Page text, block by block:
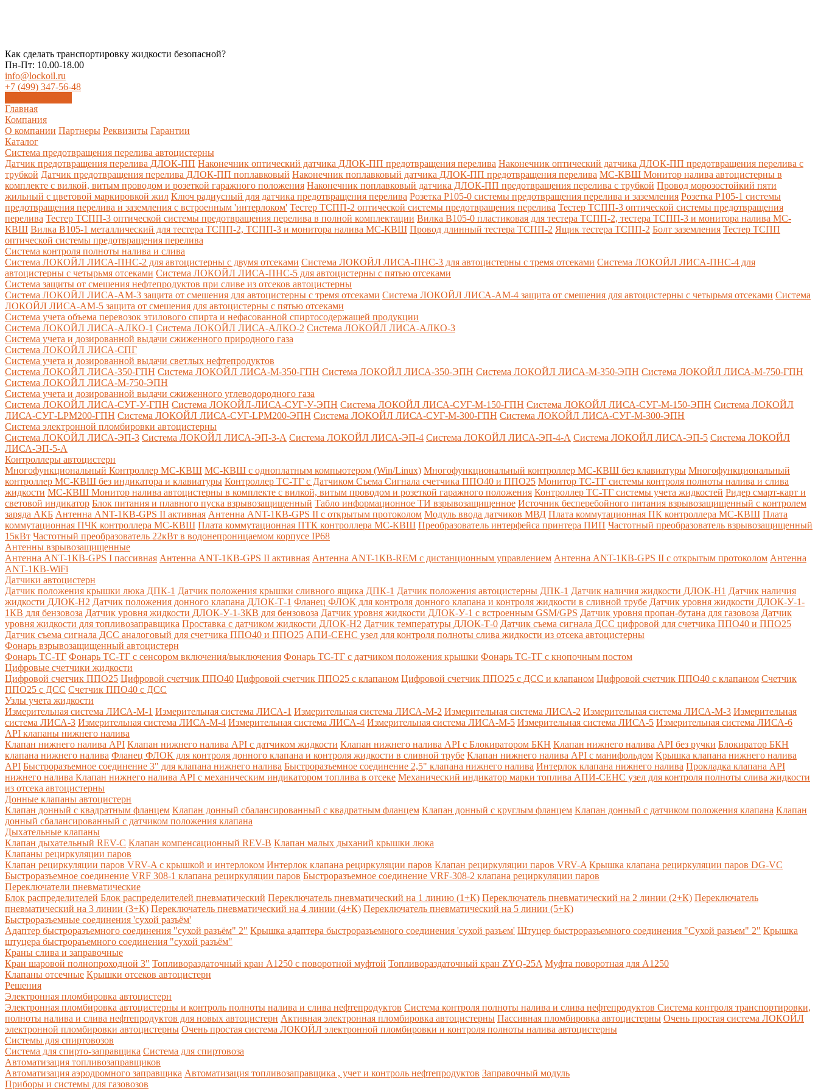
Как сделать транспортировку жидкости безопасной?
Пн-Пт: 10.00-18.00
info@lockoil.ru
+7 (499) 347-56-48
Главная
Компания
О компании Партнеры Реквизиты Гарантии
Каталог
Система предотвращения перелива автоцистерны
Датчик предотвращения перелива ДЛОК-ПП Наконечник оптический датчика ДЛОК-ПП предотвращения перелива Наконечник оптический датчика ДЛОК-ПП предотвращения перелива с
трубкой Датчик предотвращения перелива ДЛОК-ПП поплавковый Наконечник поплавковый датчика ДЛОК-ПП предотвращения перелива МС-КВШ Монитор налива автоцистерны в
комплекте с вилкой, витым проводом и розеткой гаражного положения Наконечник поплавковый датчика ДЛОК-ПП предотвращения перелива с трубкой Провод морозостойкий пяти
жильный с цветовой маркировкой жил Ключ радиусный для датчика предотвращения перелива Розетка Р105-0 системы предотвращения перелива и заземления Розетка Р105-1 системы
предотвращения перелива и заземления с встроенным 'интерлоком' Тестер ТСПП-2 оптической системы предотвращения перелива Тестер ТСПП-3 оптической системы предотвращения
перелива Тестер ТСПП-3 оптической системы предотвращения перелива в полной комплектации Вилка В105-0 пластиковая для тестера ТСПП-2, тестера ТСПП-3 и монитора налива МС-
КВШ Вилка В105-1 металлический для тестера ТСПП-2, ТСПП-3 и монитора налива МС-КВШ Провод длинный тестера ТСПП-2 Ящик тестера ТСПП-2 Болт заземления Тестер ТСПП
оптической системы предотвращения перелива
Cистема контроля полноты налива и слива
Система ЛОКОЙЛ ЛИСА-ПНС-2 для автоцистерны с двумя отсеками Система ЛОКОЙЛ ЛИСА-ПНС-3 для автоцистерны с тремя отсеками Система ЛОКОЙЛ ЛИСА-ПНС-4 для
автоцистерны с четырьмя отсеками Система ЛОКОЙЛ ЛИСА-ПНС-5 для автоцистерны с пятью отсеками
Система защиты от смешения нефтепродуктов при сливе из отсеков автоцистерны
Система ЛОКОЙЛ ЛИСА-AM-3 защита от смешения для автоцистерны с тремя отсеками Система ЛОКОЙЛ ЛИСА-AM-4 защита от смешения для автоцистерны с четырьмя отсеками Система
ЛОКОЙЛ ЛИСА-AM-5 защита от смешения для автоцистерны с пятью отсеками
Система учета объема перевозок этилового спирта и нефасованной спиртосодержащей продукции
Система ЛОКОЙЛ ЛИСА-AЛКО-1 Система ЛОКОЙЛ ЛИСА-АЛКО-2 Система ЛОКОЙЛ ЛИСА-АЛКО-3
Система учета и дозированной выдачи сжиженного природного газа
Система ЛОКОЙЛ ЛИСА-СПГ
Система учета и дозированной выдачи светлых нефтепродуктов
Система ЛОКОЙЛ ЛИСА-350-ГПН Система ЛОКОЙЛ ЛИСА-М-350-ГПН Система ЛОКОЙЛ ЛИСА-350-ЭПН Система ЛОКОЙЛ ЛИСА-М-350-ЭПН Система ЛОКОЙЛ ЛИСА-М-750-ГПН
Система ЛОКОЙЛ ЛИСА-М-750-ЭПН
Система учета и дозированной выдачи сжиженного углеводородного газа
Система ЛОКОЙЛ ЛИСА-СУГ-У-ГПН Система ЛОКОЙЛ-ЛИСА-СУГ-У-ЭПН Система ЛОКОЙЛ ЛИСА-СУГ-М-150-ГПН Система ЛОКОЙЛ ЛИСА-СУГ-М-150-ЭПН Система ЛОКОЙЛ
ЛИСА-СУГ-LPM200-ГПН Система ЛОКОЙЛ ЛИСА-СУГ-LPM200-ЭПН Система ЛОКОЙЛ ЛИСА-СУГ-М-300-ГПН Система ЛОКОЙЛ ЛИСА-СУГ-М-300-ЭПН
Система электронной пломбировки автоцистерны
Система ЛОКОЙЛ ЛИСА-ЭП-3 Система ЛОКОЙЛ ЛИСА-ЭП-3-А Система ЛОКОЙЛ ЛИСА-ЭП-4 Система ЛОКОЙЛ ЛИСА-ЭП-4-А Система ЛОКОЙЛ ЛИСА-ЭП-5 Система ЛОКОЙЛ
ЛИСА-ЭП-5-А
Контроллеры автоцистерн
Многофункциональный Контроллер МС-КВШ МС-КВШ с одноплатным компьютером (Win/Linux) Многофункциональный контроллер МС-КВШ без клавиатуры Многофункциональный
контроллер МС-КВШ без индикатора и клавиатуры Контроллер ТС-ТГ с Датчиком Съема Сигнала счетчика ППО40 и ППО25 Монитор ТС-ТГ системы контроля полноты налива и слива
жидкости МС-КВШ Монитор налива автоцистерны в комплекте с вилкой, витым проводом и розеткой гаражного положения Контроллер ТС-ТГ системы учета жидкостей Ридер смарт-карт и
световой индикатор Блок питания и плавного пуска взрывозащищенный Табло информационное ТИ взрывозащищенное Источник бесперебойного питания взрывозащищенный с контролем
заряда АКБ Антенна ANT-1КВ-GPS II активная Антенна ANT-1КВ-GPS II с открытым протоколом Модуль ввода датчиков МВД Плата коммутационная ПК контроллера МС-КВШ Плата
коммутационная ПЧК контроллера МС-КВШ Плата коммутационная ПТК контроллера МС-КВШ Преобразователь интерфейса принтера ПИП Частотный преобразователь взрывозащищенный
15кВт Частотный преобразователь 22кВт в водонепроницаемом корпусе IP68
Антенны взрывозащищенные
Антенна ANT-1КВ-GPS I пассивная Антенна ANT-1КВ-GPS II активная Антенна ANT-1КВ-REM c дистанционным управлением Антенна ANT-1КВ-GPS II с открытым протоколом Антенна
ANT-1КВ-WiFi
Датчики автоцистерн
Датчик положения крышки люка ДПК-1 Датчик положения крышки сливного ящика ДПК-1 Датчик положения автоцистерны ДПК-1 Датчик наличия жидкости ДЛОК-Н1 Датчик наличия
жидкости ДЛОК-Н2 Датчик положения донного клапана ДЛОК-Т-1 Фланец ФЛОК для контроля донного клапана и контроля жидкости в сливной трубе Датчик уровня жидкости ДЛОК-У-1-
1КВ для бензовоза Датчик уровня жидкости ДЛОК-У-1-3КВ для бензовоза Датчик уровня жидкости ДЛОК-У-1 с встроенным GSM/GPS Датчик уровня пропан-бутана для газовоза Датчик
уровня жидкости для топливозаправщика Проставка с датчиком жидкости ДЛОК-Н2 Датчик температуры ДЛОК-Т-0 Датчик съема сигнала ДСС цифровой для счетчика ППО40 и ППО25
Датчик съема сигнала ДСС аналоговый для счетчика ППО40 и ППО25 АПИ-СЕНС узел для контроля полноты слива жидкости из отсека автоцистерны
Фонарь взрывозащищенный автоцистерн
Фонарь ТС-ТГ Фонарь ТС-ТГ с сенсором включения/выключения Фонарь ТС-ТГ с датчиком положения крышки Фонарь ТС-ТГ с кнопочным постом
Цифровые счетчики жидкости
Цифровой счетчик ППО25 Цифровой счетчик ППО40 Цифровой счетчик ППО25 с клапаном Цифровой счетчик ППО25 с ДСС и клапаном Цифровой счетчик ППО40 с клапаном Счетчик
ППО25 с ДСС Счетчик ППО40 с ДСС
Узлы учета жидкости
Измерительная система ЛИСА-М-1 Измерительная система ЛИСА-1 Измерительная система ЛИСА-М-2 Измерительная система ЛИСА-2 Измерительная система ЛИСА-М-3 Измерительная
система ЛИСА-3 Измерительная система ЛИСА-М-4 Измерительная система ЛИСА-4 Измерительная система ЛИСА-М-5 Измерительная система ЛИСА-5 Измерительная система ЛИСА-6
API клапаны нижнего налива
Клапан нижнего налива API Клапан нижнего налива API с датчиком жидкости Клапан нижнего налива API с Блокиратором БКН Клапан нижнего налива API без ручки Блокиратор БКН
клапана нижнего налива Фланец ФЛОК для контроля донного клапана и контроля жидкости в сливной трубе Клапан нижнего налива API с манифольдом Крышка клапана нижнего налива
API Быстроразъемное соединение 3" для клапана нижнего налива Быстроразъемное соединение 2,5" клапана нижнего налива Интерлок клапана нижнего налива Прокладка клапана API
нижнего налива Клапан нижнего налива API с механическим индикатором топлива в отсеке Механический индикатор марки топлива АПИ-СЕНС узел для контроля полноты слива жидкости
из отсека автоцистерны
Донные клапаны автоцистерн
Клапан донный с квадратным фланцем Клапан донный сбалансированный с квадратным фланцем Клапан донный с круглым фланцем Клапан донный с датчиком положения клапана Клапан
донный сбалансированный с датчиком положения клапана
Дыхательные клапаны
Клапан дыхательный REV-C Клапан компенсационный REV-B Клапан малых дыханий крышки люка
Клапаны рециркуляции паров
Клапан рециркуляции паров VRV-A с крышкой и интерлоком Интерлок клапана рециркуляции паров Клапан рециркуляции паров VRV-A Крышка клапана рециркуляции паров DG-VC
Быстроразъемное соединение VRF 308-1 клапана рециркуляции паров Быстроразъемное соединение VRF-308-2 клапана рециркуляции паров
Переключатели пневматические
Блок распределителей Блок распределителей пневматический Переключатель пневматический на 1 линию (1+К) Переключатель пневматический на 2 линии (2+К) Переключатель
пневматический на 3 линии (3+К) Переключатель пневматический на 4 линии (4+К) Переключатель пневматический на 5 линии (5+К)
Быстроразъемные соединения 'сухой разъём'
Адаптер быстроразъемного соединения "сухой разъём" 2" Крышка адаптера быстроразъемного соединения 'сухой разъем' Штуцер быстроразъемного соединения "Сухой разъем" 2" Крышка
штуцера быстрораъемного соединения "сухой разъём"
Краны слива и заправочные
Кран шаровой полнопроходной 3" Топливораздаточный кран A1250 с поворотной муфтой Топливораздаточный кран ZYQ-25A Муфта поворотная для А1250
Клапаны отсечные Крышки отсеков автоцистерн
Решения
Электронная пломбировка автоцистерн
Электронная пломбировка автоцистерны и контроль полноты налива и слива нефтепродуктов Система контроля полноты налива и слива нефтепродуктов Система контроля транспортировки,
полноты налива и слива нефтепродуктов для новых автоцистерн Активная электронная пломбировка автоцистерны Пассивная пломбировка автоцистерны Очень простая система ЛОКОЙЛ
электронной пломбировки автоцистерны Очень простая система ЛОКОЙЛ электронной пломбировки и контроля полноты налива автоцистерны
Системы для спиртовозов
Система для спирто-заправщика Система для спиртовоза
Автоматизация топливозаправщиков
Автоматизация аэродромного заправщика Автоматизация топливозаправщика , учет и контроль нефтепродуктов Заправочный модуль
Приборы и системы для газовозов